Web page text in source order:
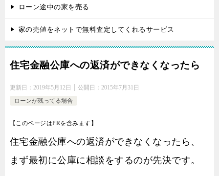
ローン途中の家を売る
家の売値をネットで無料査定してくれるサービス
住宅金融公庫への返済ができなくなったら
更新日： 2019年5月12日 公開日： 2015年7月31日
ローンが残ってる場合
【このページはPRを含みます】
住宅金融公庫への返済ができなくなったら、
まず最初に公庫に相談をするのが先決です。